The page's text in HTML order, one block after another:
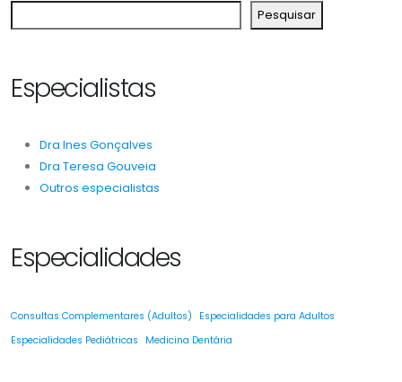
Pesquisar
Especialistas
Dra Ines Gonçalves
Dra Teresa Gouveia
Outros especialistas
Especialidades
Consultas Complementares (Adultos)
Especialidades para Adultos
Especialidades Pediátricas
Medicina Dentária